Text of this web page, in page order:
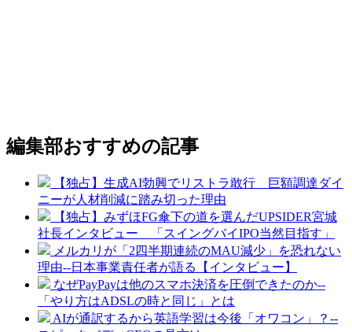
編集部おすすめの記事
【独占】生成AI勃興でリストラ敢行 巨額調達ダイ
ニーが人材削減に踏み切った理由
【独占】みずほFG傘下の道を選んだUPSIDER宮城
社長インタビュー 「スイングバイIPO当然目指す」
メルカリが「2四半期連続のMAU減少」を恐れない
理由--日本事業責任者が語る【インタビュー】
なぜPayPayは他のスマホ決済を圧倒できたのか--
「やり方はADSLの時と同じ」とは
AIが通訳するから英語学習は今後「オワコン」？--